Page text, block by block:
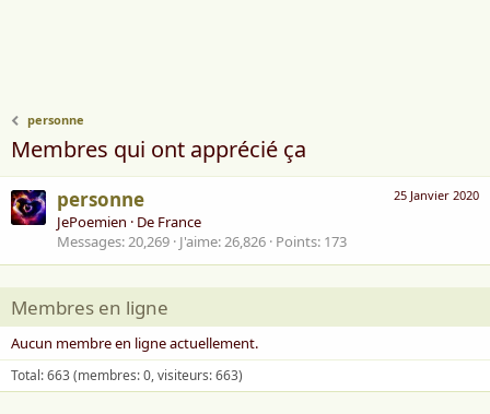
personne
Membres qui ont apprécié ça
25 Janvier 2020
personne
JePoemien · De France
Messages 20,269 J'aime 26,826 Points 173
Membres en ligne
Aucun membre en ligne actuellement.
Total: 663 (membres: 0, visiteurs: 663)